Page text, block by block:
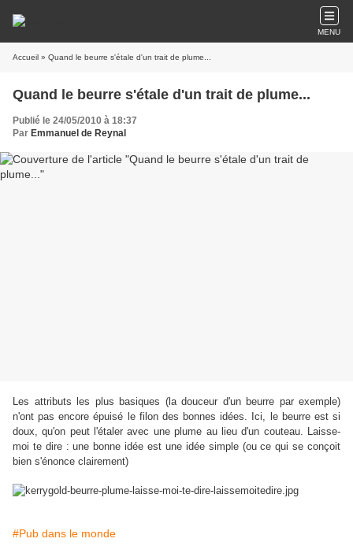
MENU
Accueil » Quand le beurre s'étale d'un trait de plume...
Quand le beurre s'étale d'un trait de plume...
Publié le 24/05/2010 à 18:37
Par Emmanuel de Reynal
Les attributs les plus basiques (la douceur d'un beurre par exemple)
n'ont pas encore épuisé le filon des bonnes idées. Ici, le beurre est si
doux, qu'on peut l'étaler avec une plume au lieu d'un couteau. Laisse-
moi te dire : une bonne idée est une idée simple (ou ce qui se conçoit
bien s'énonce clairement)
#Pub dans le monde